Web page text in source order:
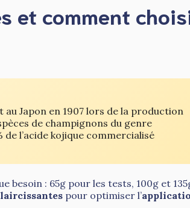
et comment
Japon en 1907 lors de la production
de champignons du genre
l’acide kojique commercialisé
besoin : 65g pour les tests, 100g et
pour optimiser l’